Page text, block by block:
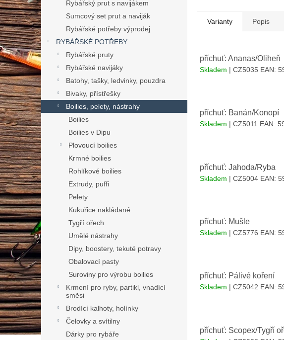
Rybářský prut s navijákem
Sumcový set prut a naviják
Rybářské potřeby výprodej
RYBÁŘSKÉ POTŘEBY
Rybářské pruty
Rybářské navijáky
Batohy, tašky, ledvinky, pouzdra
Bivaky, přístřešky
Boilies, pelety, nástrahy
Boilies
Boilies v Dipu
Plovoucí boilies
Krmné boilies
Rohlíkové boilies
Extrudy, puffi
Pelety
Kukuřice nakládané
Tygří ořech
Umělé nástrahy
Dipy, boostery, tekuté potravy
Obalovací pasty
Suroviny pro výrobu boilies
Krmení pro ryby, partikl, vnadící
směsi
Brodící kalhoty, holínky
Čelovky a svítilny
Dárky pro rybáře
Varianty Popis
příchuť: Ananas/Oliheň
Skladem | CZ5035 EAN:
příchuť: Banán/Konopí
Skladem | CZ5011 EAN:
příchuť: Jahoda/Ryba
Skladem | CZ5004 EAN:
příchuť: Mušle
Skladem | CZ5776 EAN:
příchuť: Pálivé koření
Skladem | CZ5042 EAN:
příchuť: Scopex/Tygří